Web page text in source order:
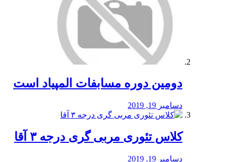
دومین دوره مسابفات المپیاد است
دسامبر 19, 2019
کلاس تئوری مربی گری درجه ۳ آقا
دسامبر 19, 2019